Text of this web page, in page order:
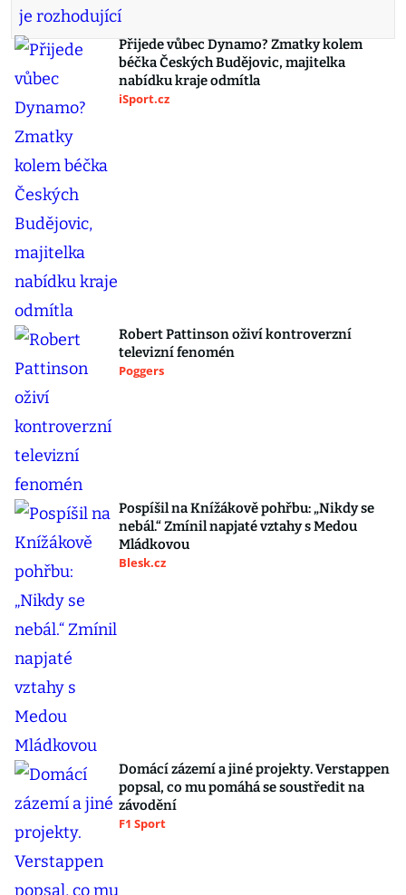
Přijede vůbec Dynamo? Zmatky kolem
béčka Českých Budějovic, majitelka
nabídku kraje odmítla
iSport.cz
Robert Pattinson oživí kontroverzní
televizní fenomén
Poggers
Pospíšil na Knížákově pohřbu: „Nikdy se
nebál.“ Zmínil napjaté vztahy s Medou
Mládkovou
Blesk.cz
Domácí zázemí a jiné projekty. Verstappen
popsal, co mu pomáhá se soustředit na
závodění
F1 Sport